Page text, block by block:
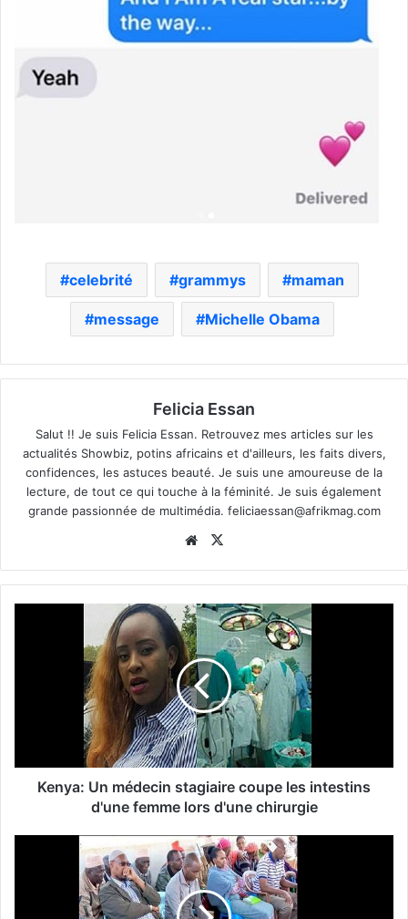
celebrité grammys maman
message Michelle Obama
Felicia Essan
Salut !! Je suis Felicia Essan. Retrouvez mes articles sur les
actualités Showbiz, potins africains et d'ailleurs, les faits divers,
confidences, les astuces beauté. Je suis une amoureuse de la
lecture, de tout ce qui touche à la féminité. Je suis également
grande passionnée de multimédia. feliciaessan@afrikmag.com
Website
Kenya: Un médecin stagiaire coupe les intestins
d'une femme lors d'une chirurgie